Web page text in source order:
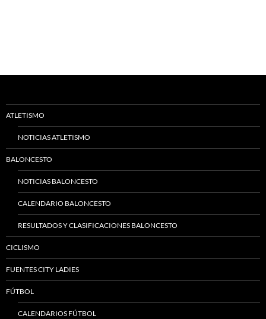
ATLETISMO
NOTICIAS ATLETISMO
BALONCESTO
NOTICIAS BALONCESTO
CALENDARIO BALONCESTO
RESULTADOS Y CLASIFICACIONES BALONCESTO
CICLISMO
FUENTES CITY LADIES
FÚTBOL
CALENDARIOS FÚTBOL